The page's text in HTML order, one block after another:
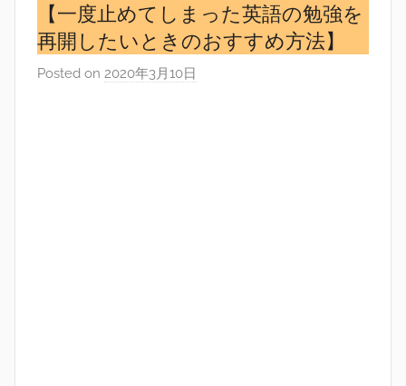
【一度止めてしまった英語の勉強を
再開したいときのおすすめ方法】
Posted on 2020年3月10日